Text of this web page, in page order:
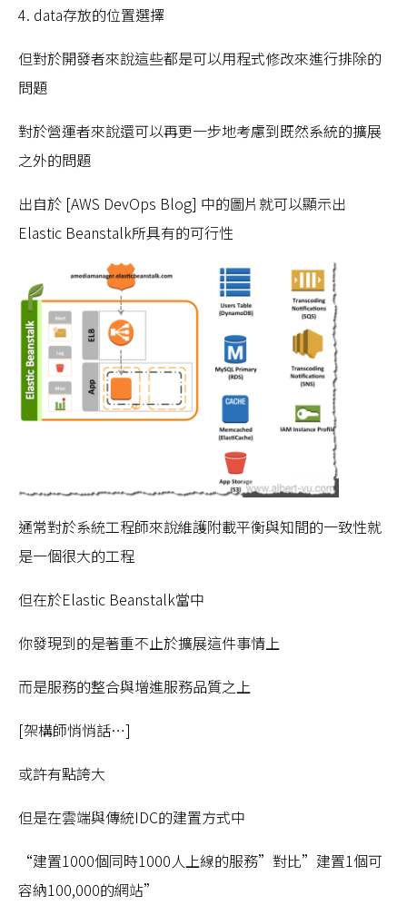
4. data存放的位置選擇
但對於開發者來說這些都是可以用程式修改來進行排除的
問題
對於營運者來說還可以再更一步地考慮到既然系統的擴展
之外的問題
出自於 [AWS DevOps Blog] 中的圖片就可以顯示出
Elastic Beanstalk所具有的可行性
通常對於系統工程師來說維護附載平衡與知間的一致性就
是一個很大的工程
但在於Elastic Beanstalk當中
你發現到的是著重不止於擴展這件事情上
而是服務的整合與增進服務品質之上
[架構師悄悄話…]
或許有點誇大
但是在雲端與傳統IDC的建置方式中
“建置1000個同時1000人上線的服務”對比”建置1個可
容納100,000的網站”